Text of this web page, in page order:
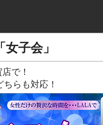
子会」
で！
らも対応！